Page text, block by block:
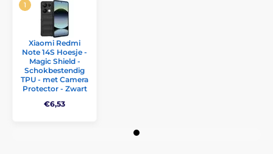
Xiaomi Redmi
Note 14S Hoesje -
Magic Shield -
Schokbestendig
TPU - met Camera
Protector - Zwart
€6,53